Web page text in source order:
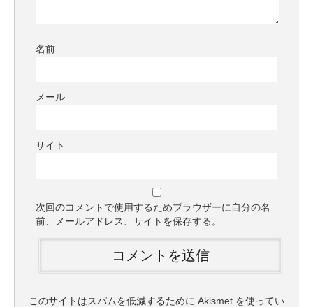
名前
メール
サイト
次回のコメントで使用するためブラウザーに自分の名
前、メールアドレス、サイトを保存する。
このサイトはスパムを低減するために Akismet を使ってい